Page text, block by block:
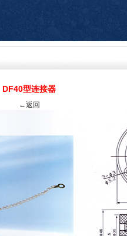
DF40型连接器
←返回